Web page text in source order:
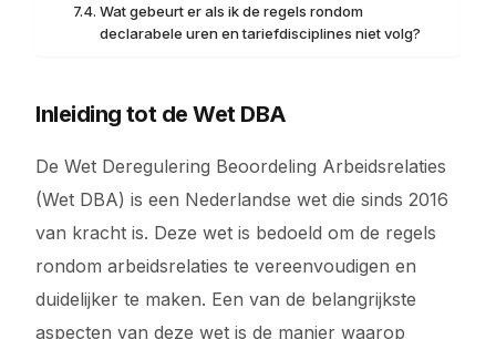
Wat gebeurt er als ik de regels rondom
declarabele uren en tariefdisciplines niet volg?
Inleiding tot de Wet DBA
De Wet Deregulering Beoordeling Arbeidsrelaties
(Wet DBA) is een Nederlandse wet die sinds 2016
van kracht is. Deze wet is bedoeld om de regels
rondom arbeidsrelaties te vereenvoudigen en
duidelijker te maken. Een van de belangrijkste
aspecten van deze wet is de manier waarop